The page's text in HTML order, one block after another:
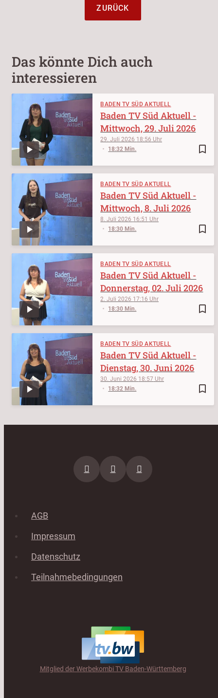
ZURÜCK
Das könnte Dich auch
interessieren
BADEN TV SÜD AKTUELL
bookmark_border
29. Juli 2026 18:56
18:32 Min.
Baden TV Süd Aktuell -
Mittwoch, 29. Juli 2026
BADEN TV SÜD AKTUELL
bookmark_border
8. Juli 2026 16:51
18:30 Min.
Baden TV Süd Aktuell -
Mittwoch, 8. Juli 2026
BADEN TV SÜD AKTUELL
bookmark_border
2. Juli 2026 17:16
18:30 Min.
Baden TV Süd Aktuell -
Donnerstag, 02. Juli 2026
BADEN TV SÜD AKTUELL
bookmark_border
30. Juni 2026 18:57
18:32 Min.
Baden TV Süd Aktuell -
Dienstag, 30. Juni 2026
AGB
Impressum
Datenschutz
Teilnahmebedingungen
Mitglied der Werbekombi TV Baden-Württemberg